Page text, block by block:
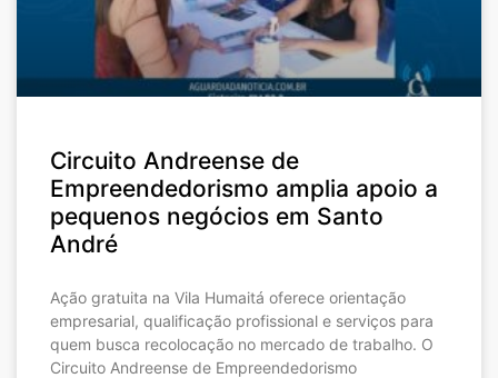
Circuito Andreense de
Empreendedorismo amplia apoio a
pequenos negócios em Santo
André
Ação gratuita na Vila Humaitá oferece orientação
empresarial, qualificação profissional e serviços para
quem busca recolocação no mercado de trabalho. O
Circuito Andreense de Empreendedorismo